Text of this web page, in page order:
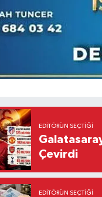
EDITÖRÜN SEÇTIĞI
Çevirdi
EDITÖRÜN SEÇTIĞI